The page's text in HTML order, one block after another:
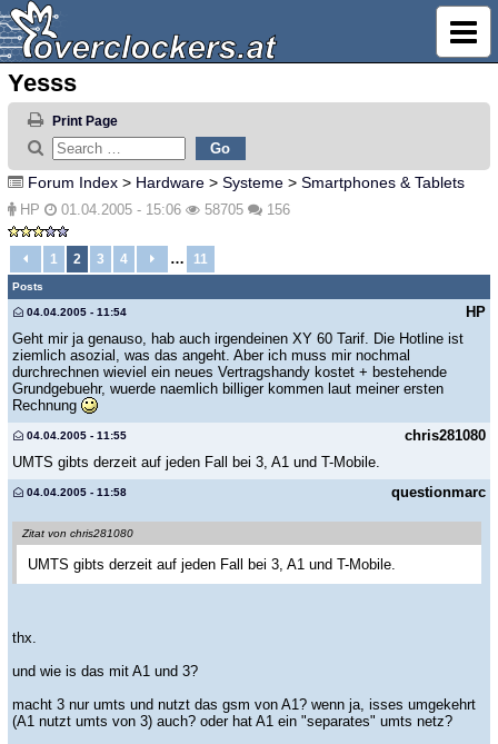
Yesss
Print Page
Forum Index > Hardware > Systeme > Smartphones & Tablets
HP 01.04.2005 - 15:06 58705 156
1 2 3 4 … 11
Posts
HP
04.04.2005 - 11:54
Geht mir ja genauso, hab auch irgendeinen XY 60 Tarif. Die Hotline ist
ziemlich asozial, was das angeht. Aber ich muss mir nochmal
durchrechnen wieviel ein neues Vertragshandy kostet + bestehende
Grundgebuehr, wuerde naemlich billiger kommen laut meiner ersten
Rechnung
chris281080
04.04.2005 - 11:55
UMTS gibts derzeit auf jeden Fall bei 3, A1 und T-Mobile.
questionmarc
04.04.2005 - 11:58
Zitat von chris281080
UMTS gibts derzeit auf jeden Fall bei 3, A1 und T-Mobile.
thx.
und wie is das mit A1 und 3?
macht 3 nur umts und nutzt das gsm von A1? wenn ja, isses umgekehrt
(A1 nutzt umts von 3) auch? oder hat A1 ein "separates" umts netz?